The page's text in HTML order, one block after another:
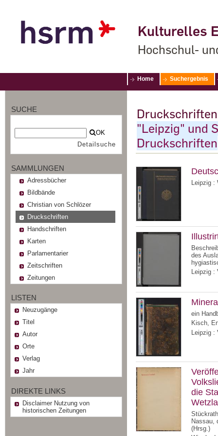
Kulturelles
Hochschul-
Home Suchergebnis
SUCHE
OK
Detailsuche
SAMMLUNGEN
Adressbücher
Bildbände
Christian von Schlözer
Druckschriften
Handschriften
Karten
Parlamentarier
Zeitschriften
Zeitungen
LISTEN
Neuzugänge
Titel
Autor
Orte
Verlag
Jahr
DIREKTE LINKS
Disclaimer Nutzung von
historischen Zeitungen
Druckschriften
"Leipzig" und
Druckschriften
Leipzig
des
Leipzig :
ein
Kisch,
Leipzig
die
2 :
Nassau,
(Hrsg.)